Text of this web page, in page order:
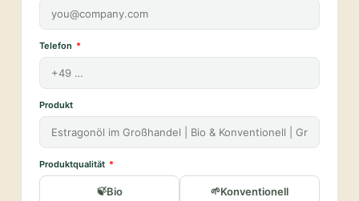
Telefon
Produkt
Produktqualität
Bio Konventionell